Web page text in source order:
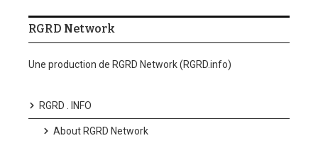
RGRD Network
Une production de RGRD Network (RGRD.info)
RGRD . INFO
About RGRD Network